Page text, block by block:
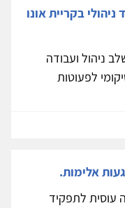
בקריית אונו
ניהול ועבודה
לפעוטות
אלימות.
עוסית לתפקיד